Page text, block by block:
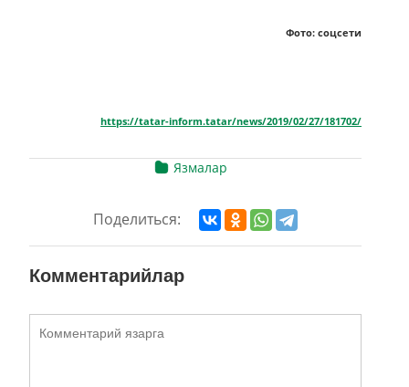
Фото: соцсети
https://tatar-inform.tatar/news/2019/02/27/181702/
Язмалар
Поделиться:
Комментарийлар